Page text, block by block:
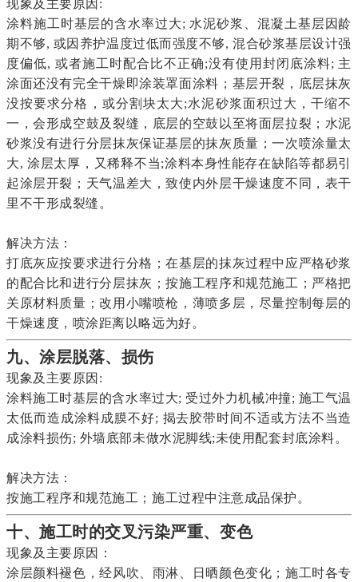
现象及主要原因:
涂料施工时基层的含水率过大; 水泥砂浆、混凝土基层因龄
期不够, 或因养护温度过低而强度不够, 混合砂浆基层设计强
度偏低, 或者施工时配合比不正确;没有使用封闭底涂料; 主
涂面还没有完全干燥即涂装罩面涂料；基层开裂，底层抹灰
没按要求分格，或分割块太大;水泥砂浆面积过大，干缩不
一，会形成空鼓及裂缝，底层的空鼓以至将面层拉裂；水泥
砂浆没有进行分层抹灰保证基层的抹灰质量；一次喷涂量太
大, 涂层太厚，又稀释不当;涂料本身性能存在缺陷等都易引
起涂层开裂；天气温差大，致使内外层干燥速度不同，表干
里不干形成裂缝。
解决方法：
打底灰应按要求进行分格；在基层的抹灰过程中应严格砂浆
的配合比和进行分层抹灰；按施工程序和规范施工；严格把
关原材料质量；改用小嘴喷枪，薄喷多层，尽量控制每层的
干燥速度，喷涂距离以略远为好。
九、涂层脱落、损伤
现象及主要原因:
涂料施工时基层的含水率过大; 受过外力机械冲撞; 施工气温
太低而造成涂料成膜不好; 揭去胶带时间不适或方法不当造
成涂料损伤; 外墙底部未做水泥脚线;未使用配套封底涂料。
解决方法：
按施工程序和规范施工；施工过程中注意成品保护。
十、施工时的交叉污染严重、变色
现象及主要原因：
涂层颜料褪色，经风吹、雨淋、日晒颜色变化；施工时各专